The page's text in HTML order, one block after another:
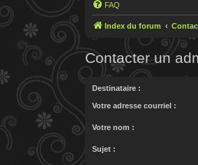
FAQ
Index du forum
Contacter un
Destinataire :
Votre adresse courriel :
Votre nom :
Sujet :